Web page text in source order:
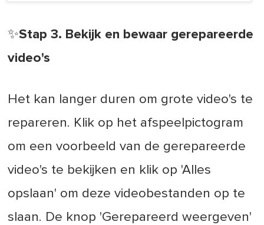
✨Stap 3. Bekijk en bewaar gerepareerde
video's
Het kan langer duren om grote video's te
repareren. Klik op het afspeelpictogram
om een voorbeeld van de gerepareerde
video's te bekijken en klik op 'Alles
opslaan' om deze videobestanden op te
slaan. De knop 'Gerepareerd weergeven'